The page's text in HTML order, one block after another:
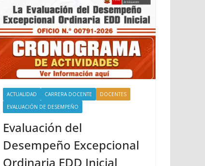
ACTUALIDAD CARRERA DOCENTE
DOCENTES
EVALUACIÓN DE DESEMPEÑO
Evaluación del
Desempeño Excepcional
Ordinaria EDD Inicial